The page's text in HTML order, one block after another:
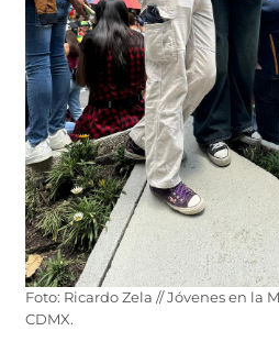
Foto: Ricardo Zela // Jóvenes en la
CDMX.